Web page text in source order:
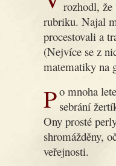
rozhodl,
rubriku. Najal
procestovali a
(Nejvíce se z
matematiky na
Po mnoha letech byla nyní podniknuta nová práce, záležející v sebrání
Ony prosté
shromážděny,
veřejnosti.